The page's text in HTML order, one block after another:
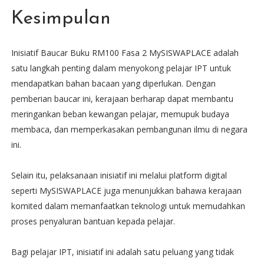
Kesimpulan
Inisiatif Baucar Buku RM100 Fasa 2 MySISWAPLACE adalah
satu langkah penting dalam menyokong pelajar IPT untuk
mendapatkan bahan bacaan yang diperlukan. Dengan
pemberian baucar ini, kerajaan berharap dapat membantu
meringankan beban kewangan pelajar, memupuk budaya
membaca, dan memperkasakan pembangunan ilmu di negara
ini.
Selain itu, pelaksanaan inisiatif ini melalui platform digital
seperti MySISWAPLACE juga menunjukkan bahawa kerajaan
komited dalam memanfaatkan teknologi untuk memudahkan
proses penyaluran bantuan kepada pelajar.
Bagi pelajar IPT, inisiatif ini adalah satu peluang yang tidak